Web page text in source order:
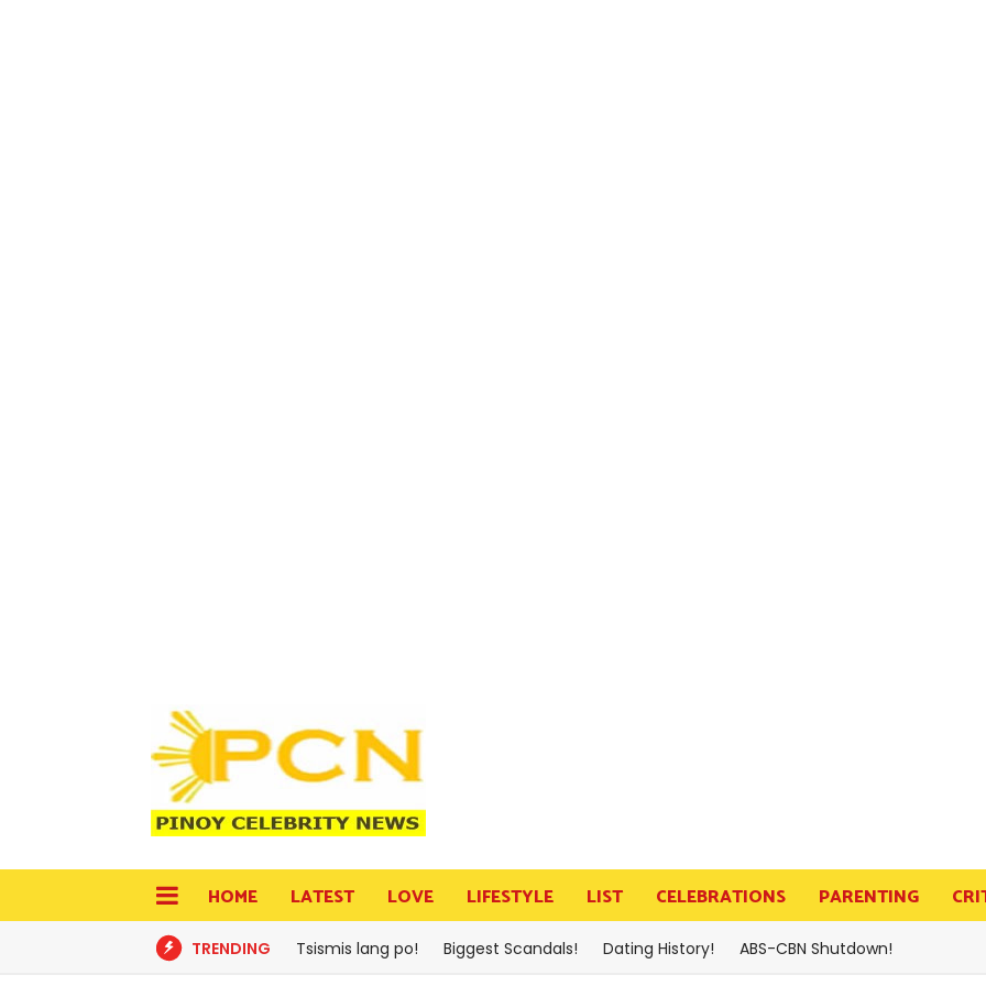
HOME LATEST LOVE LIFESTYLE LIST CELEBRATIONS PARENTING
TRENDING Tsismis lang po! Biggest Scandals! Dating History! ABS-CBN Shutdown!